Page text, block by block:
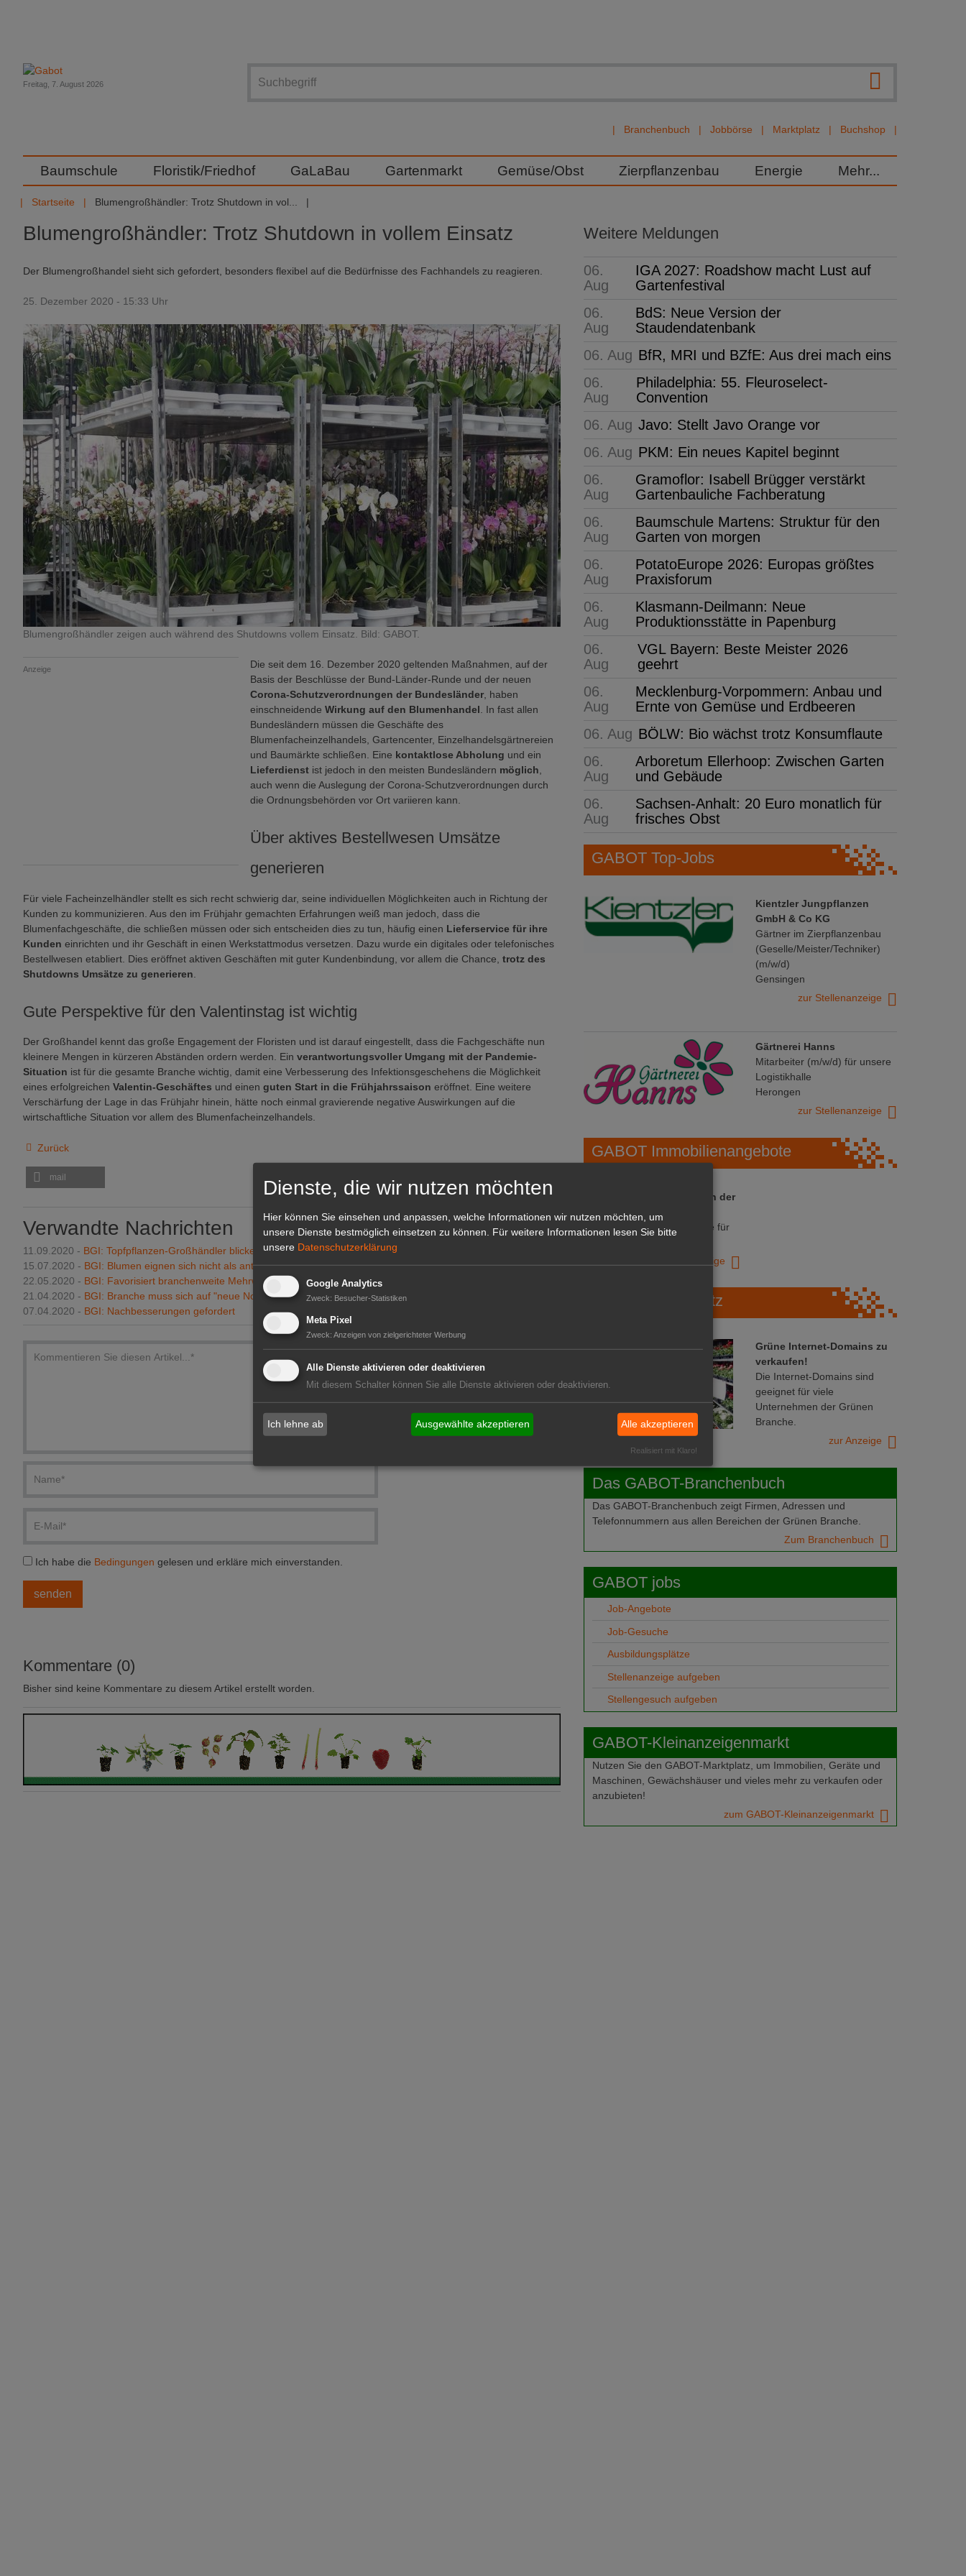
Branchenbuch Jobbörse Marktplatz Buchshop
Freitag, 7. August 2026
Baumschule Floristik/Friedhof GaLaBau Gartenmarkt Gemüse/Obst Zierpflanzenbau Energie Mehr...
Startseite Blumengroßhändler: Trotz Shutdown in vol...
Blumengroßhändler: Trotz Shutdown in vollem Einsatz
Der Blumengroßhandel sieht sich gefordert, besonders flexibel auf die Bedürfnisse des Fachhandels zu reagieren.
25. Dezember 2020 - 15:33 Uhr
Blumengroßhändler zeigen auch während des Shutdowns vollem Einsatz. Bild: GABOT.
Anzeige
Die seit dem 16. Dezember 2020 geltenden Maßnahmen, auf der
Basis der Beschlüsse der Bund-Länder-Runde und der neuen
Corona-Schutzverordnungen der Bundesländer , haben
einschneidende Wirkung auf den Blumenhandel . In fast allen
Bundesländern müssen die Geschäfte des
Blumenfacheinzelhandels, Gartencenter, Einzelhandelsgärtnereien
und Baumärkte schließen. Eine kontaktlose Abholung und ein
Lieferdienst ist jedoch in den meisten Bundesländern möglich
auch wenn die Auslegung der Corona-Schutzverordnungen durch
die Ordnungsbehörden vor Ort variieren kann.
Über aktives Bestellwesen Umsätze
generieren
Für viele Facheinzelhändler stellt es sich recht schwierig dar, seine individuellen Möglichkeiten auch in Richtung der
Kunden zu kommunizieren. Aus den im Frühjahr gemachten Erfahrungen weiß man jedoch, dass die
Blumenfachgeschäfte, die schließen müssen oder sich entscheiden dies zu tun, häufig einen Lieferservice für ihre
Kunden einrichten und ihr Geschäft in einen Werkstattmodus versetzen. Dazu wurde ein digitales oder telefonisches
Bestellwesen etabliert. Dies eröffnet aktiven Geschäften mit guter Kundenbindung, vor allem die Chance, trotz des
Shutdowns Umsätze zu generieren
Gute Perspektive für den Valentinstag ist wichtig
Der Großhandel kennt das große Engagement der Floristen und ist darauf eingestellt, dass die Fachgeschäfte nun
kleinere Mengen in kürzeren Abständen ordern werden. Ein verantwortungsvoller Umgang mit der Pandemie-
Situation ist für die gesamte Branche wichtig, damit eine Verbesserung des Infektionsgeschehens die Möglichkeit
eines erfolgreichen Valentin-Geschäftes und einen guten Start in die Frühjahrssaison eröffnet. Eine weitere
Verschärfung der Lage in das Frühjahr hinein, hätte noch einmal gravierende negative Auswirkungen auf die
wirtschaftliche Situation vor allem des Blumenfacheinzelhandels.
Zurück
mail
Verwandte Nachrichten
11.09.2020 - BGI: Topfpflanzen-Großhändler blicken zufrieden auf die Sommersaison
15.07.2020 - BGI: Blumen eignen sich nicht als anti-emanzipatorisches Symbol
22.05.2020 - BGI: Favorisiert branchenweite Mehrweglösung
21.04.2020 - BGI: Branche muss sich auf "neue Normalität" einlassen
07.04.2020 - BGI: Nachbesserungen gefordert
Ich habe die Bedingungen gelesen und erkläre mich einverstanden.
Kommentare (0)
Bisher sind keine Kommentare zu diesem Artikel erstellt worden.
Weitere Meldungen
06.
Aug
IGA 2027: Roadshow macht Lust auf
Gartenfestival
06.
Aug
BdS: Neue Version der
Staudendatenbank
06. Aug BfR, MRI und BZfE: Aus drei mach eins
06.
Aug
Philadelphia: 55. Fleuroselect-
Convention
06. Aug Javo: Stellt Javo Orange vor
06. Aug PKM: Ein neues Kapitel beginnt
06.
Aug
Gramoflor: Isabell Brügger verstärkt
Gartenbauliche Fachberatung
06.
Aug
Baumschule Martens: Struktur für den
Garten von morgen
06.
Aug
PotatoEurope 2026: Europas größtes
Praxisforum
06.
Aug
Klasmann-Deilmann: Neue
Produktionsstätte in Papenburg
06.
Aug
VGL Bayern: Beste Meister 2026
geehrt
06.
Aug
Mecklenburg-Vorpommern: Anbau und
Ernte von Gemüse und Erdbeeren
06. Aug BÖLW: Bio wächst trotz Konsumflaute
06.
Aug
Arboretum Ellerhoop: Zwischen Garten
und Gebäude
06.
Aug
Sachsen-Anhalt: 20 Euro monatlich für
frisches Obst
GABOT Top-Jobs
Kientzler Jungpflanzen
GmbH & Co KG
Gärtner im Zierpflanzenbau
(Geselle/Meister/Techniker)
(m/w/d)
Gensingen
zur Stellenanzeige
Gärtnerei Hanns
Mitarbeiter (m/w/d) für unsere
Logistikhalle
Herongen
zur Stellenanzeige
GABOT Immobilienangebote
1A-Lage, ihre Chance in der
grünen Branche
Repräsentative Immobilie für
zur Anzeige
GABOT Marktplatz
Grüne Internet-Domains zu
verkaufen!
Die Internet-Domains sind
geeignet für viele
Unternehmen der Grünen
Branche.
zur Anzeige
Das GABOT-Branchenbuch
Das GABOT-Branchenbuch zeigt Firmen, Adressen und
Telefonnummern aus allen Bereichen der Grünen Branche.
Zum Branchenbuch
GABOT jobs
Job-Angebote
Job-Gesuche
Ausbildungsplätze
Stellenanzeige aufgeben
Stellengesuch aufgeben
GABOT-Kleinanzeigenmarkt
Nutzen Sie den GABOT-Marktplatz, um Immobilien, Geräte und
Maschinen, Gewächshäuser und vieles mehr zu verkaufen oder
anzubieten!
zum GABOT-Kleinanzeigenmarkt
Dienste, die wir nutzen möchten
Hier können Sie einsehen und anpassen, welche Informationen wir nutzen möchten, um
unsere Dienste bestmöglich einsetzen zu können.
Für weitere Informationen lesen Sie bitte
unsere Datenschutzerklärung
Google Analytics
Zweck: Besucher-Statistiken
Meta Pixel
Zweck: Anzeigen von zielgerichteter Werbung
Alle Dienste aktivieren oder deaktivieren
Mit diesem Schalter können Sie alle Dienste aktivieren oder deaktivieren.
Ich lehne ab Ausgewählte akzeptieren Alle akzeptieren
Realisiert mit Klaro!